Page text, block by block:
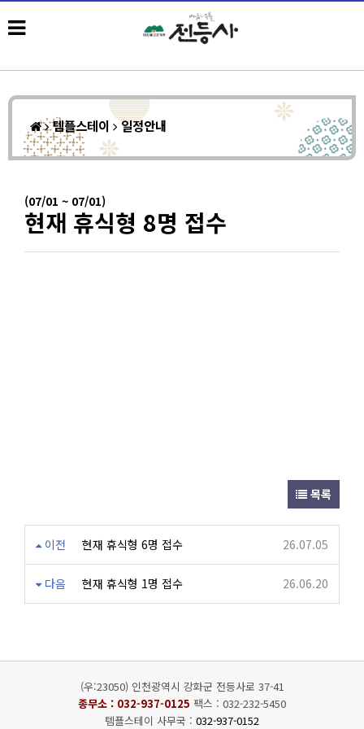
템플스테이 일정안내
(07/01 ~ 07/01)
현재 휴식형 8명 접수
목록
이전 현재 휴식형 6명 접수 26.07.05
다음 현재 휴식형 1명 접수 26.06.20
(우:23050) 인천광역시 강화군 전등사로 37-41
종무소 : 032-937-0125 팩스 : 032-232-5450
템플스테이 사무국 : 032-937-0152